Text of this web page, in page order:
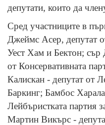
депутати, които да
Сред участниците в
Джеймс Асер, депутат
Уест Хам и Бектон; сър
от Консервативната
Калискан - депутат от
Баркинг; Бамбос
Лейбъристката партия
Мартин Викърс -